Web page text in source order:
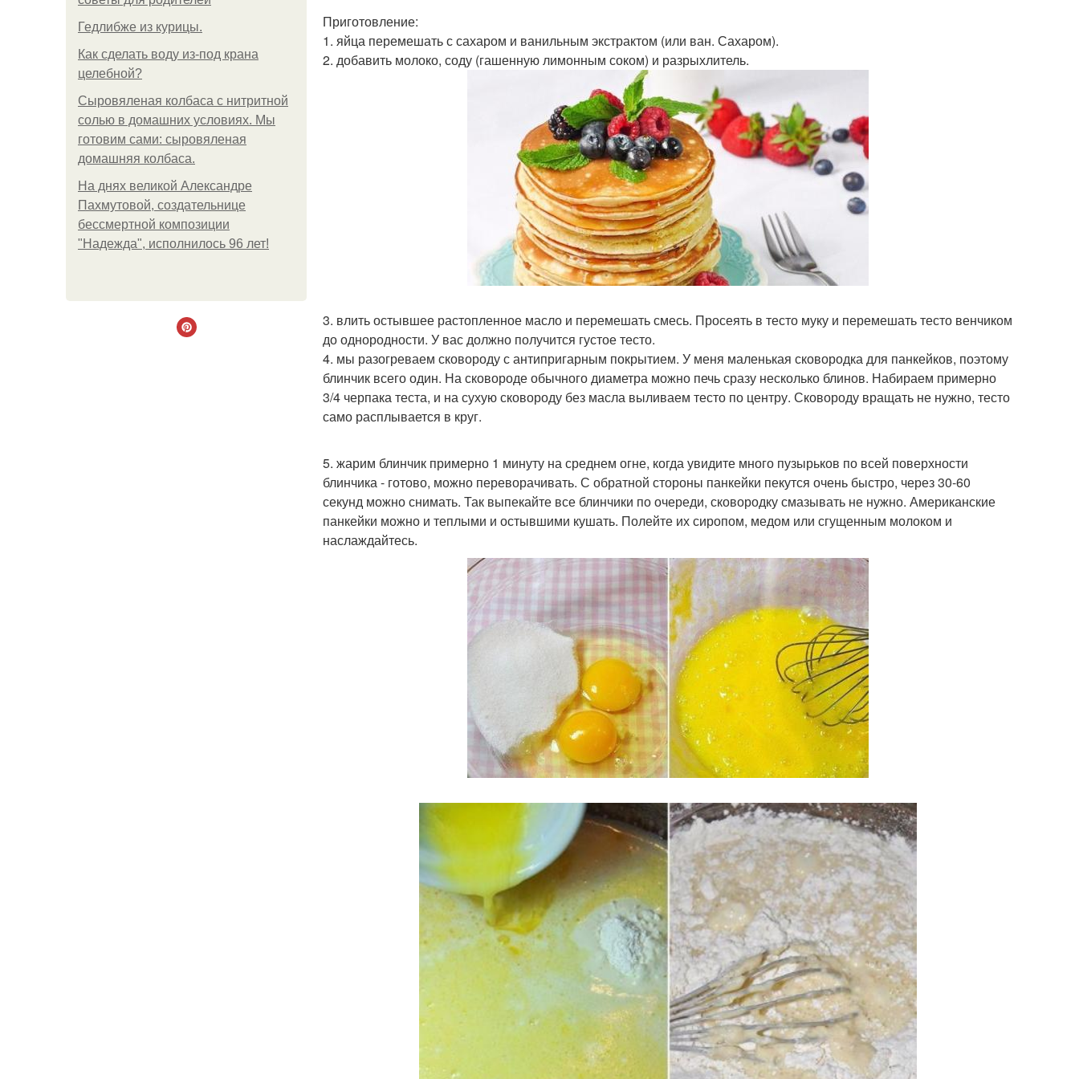
Гедлибже из курицы.
Как сделать воду из-под крана
целебной?
Сыровяленая колбаса с нитритной
солью в домашних условиях. Мы
готовим сами: сыровяленая
домашняя колбаса.
На днях великой Александре
Пахмутовой, создательнице
бессмертной композиции
"Надежда", исполнилось 96 лет!
Приготовление:
1. яйца перемешать с сахаром и ванильным экстрактом (или ван. Сахаром).
2. добавить молоко, соду (гашенную лимонным соком) и разрыхлитель.
3. влить остывшее растопленное масло и перемешать смесь. Просеять в тесто муку и перемешать тесто венчиком
до однородности. У вас должно получится густое тесто.
4. мы разогреваем сковороду с антипригарным покрытием. У меня маленькая сковородка для панкейков, поэтому
блинчик всего один. На сковороде обычного диаметра можно печь сразу несколько блинов. Набираем примерно
3/4 черпака теста, и на сухую сковороду без масла выливаем тесто по центру. Сковороду вращать не нужно, тесто
само расплывается в круг.
5. жарим блинчик примерно 1 минуту на среднем огне, когда увидите много пузырьков по всей поверхности
блинчика - готово, можно переворачивать. С обратной стороны панкейки пекутся очень быстро, через 30-60
секунд можно снимать. Так выпекайте все блинчики по очереди, сковородку смазывать не нужно. Американские
панкейки можно и теплыми и остывшими кушать. Полейте их сиропом, медом или сгущенным молоком и
наслаждайтесь.